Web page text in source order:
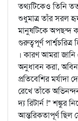
তথ্যটিকেও তিনি
শুধুমাত্র তাঁর সরল
মানুষটিকে অপছন্দ
গুরুত্বপূর্ণ
। কারণ আমরা
অনুধাবন করা,
প্রতিবেশির
রেখে তাঁকে
দ্য রিটার্ন !" শঙ্কুর
আন্তরিকতাপূর্ণ